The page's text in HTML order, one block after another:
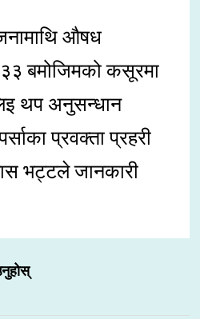
औषध
बमोजिमको कसूरमा
थप अनुसन्धान
प्रवक्ता प्रहरी
भट्टले जानकारी